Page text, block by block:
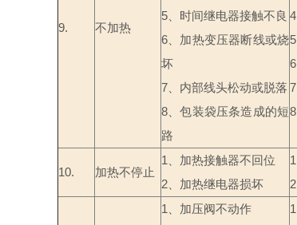
9. 不加热
5 、时间继电器接触不良
6 、加热变压器断线或烧
坏
7 、内部线头松动或脱落
8 、包装袋压条造成的短
路
4
5
6
7
8
10. 加热不停止
1
、加热接触器不回位
2 、加热继电器损坏
1
2
1
、加压阀不动作
1